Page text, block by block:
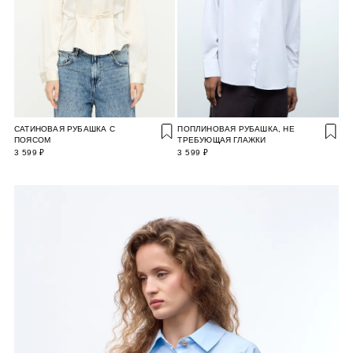
САТИНОВАЯ РУБАШКА С
ПОЯСОМ
3 599 ₽
ПОПЛИНОВАЯ РУБАШКА, НЕ
ТРЕБУЮЩАЯ ГЛАЖКИ
3 599 ₽